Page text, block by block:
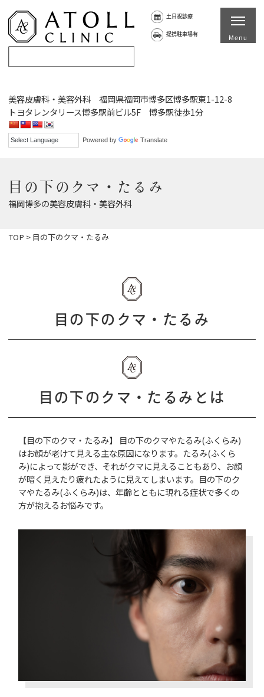
Powered by Translate
土日祝診療
提携駐車場有
美容皮膚科・美容外科 福岡県福岡市博多区博多駅東1-12-8
トヨタレンタリース博多駅前ビル5F 博多駅徒歩1分
目の下のクマ・たるみ
福岡博多の美容皮膚科・美容外科
TOP > 目の下のクマ・たるみ
目の下のクマ・たるみ
目の下のクマ・たるみとは
【目の下のクマ・たるみ】 目の下のクマやたるみ(ふくらみ)
はお顔が老けて見える主な原因になります。たるみ(ふくら
み)によって影ができ、それがクマに見えることもあり、お顔
が暗く見えたり疲れたように見えてしまいます。目の下のク
マやたるみ(ふくらみ)は、年齢とともに現れる症状で多くの
方が抱えるお悩みです。